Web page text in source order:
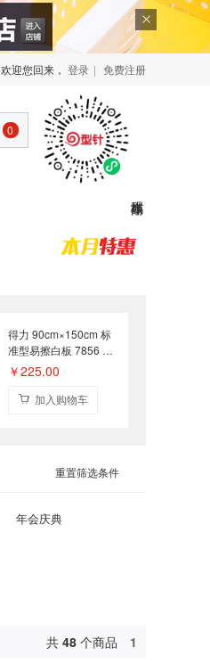
欢迎您回来， 登录 | 免费注册
0
得力 90cm×150cm 标
准型易擦白板 7856 挂
墙式
￥225.00
加入购物车
重置筛选条件
年会庆典
共 48 个商品 1